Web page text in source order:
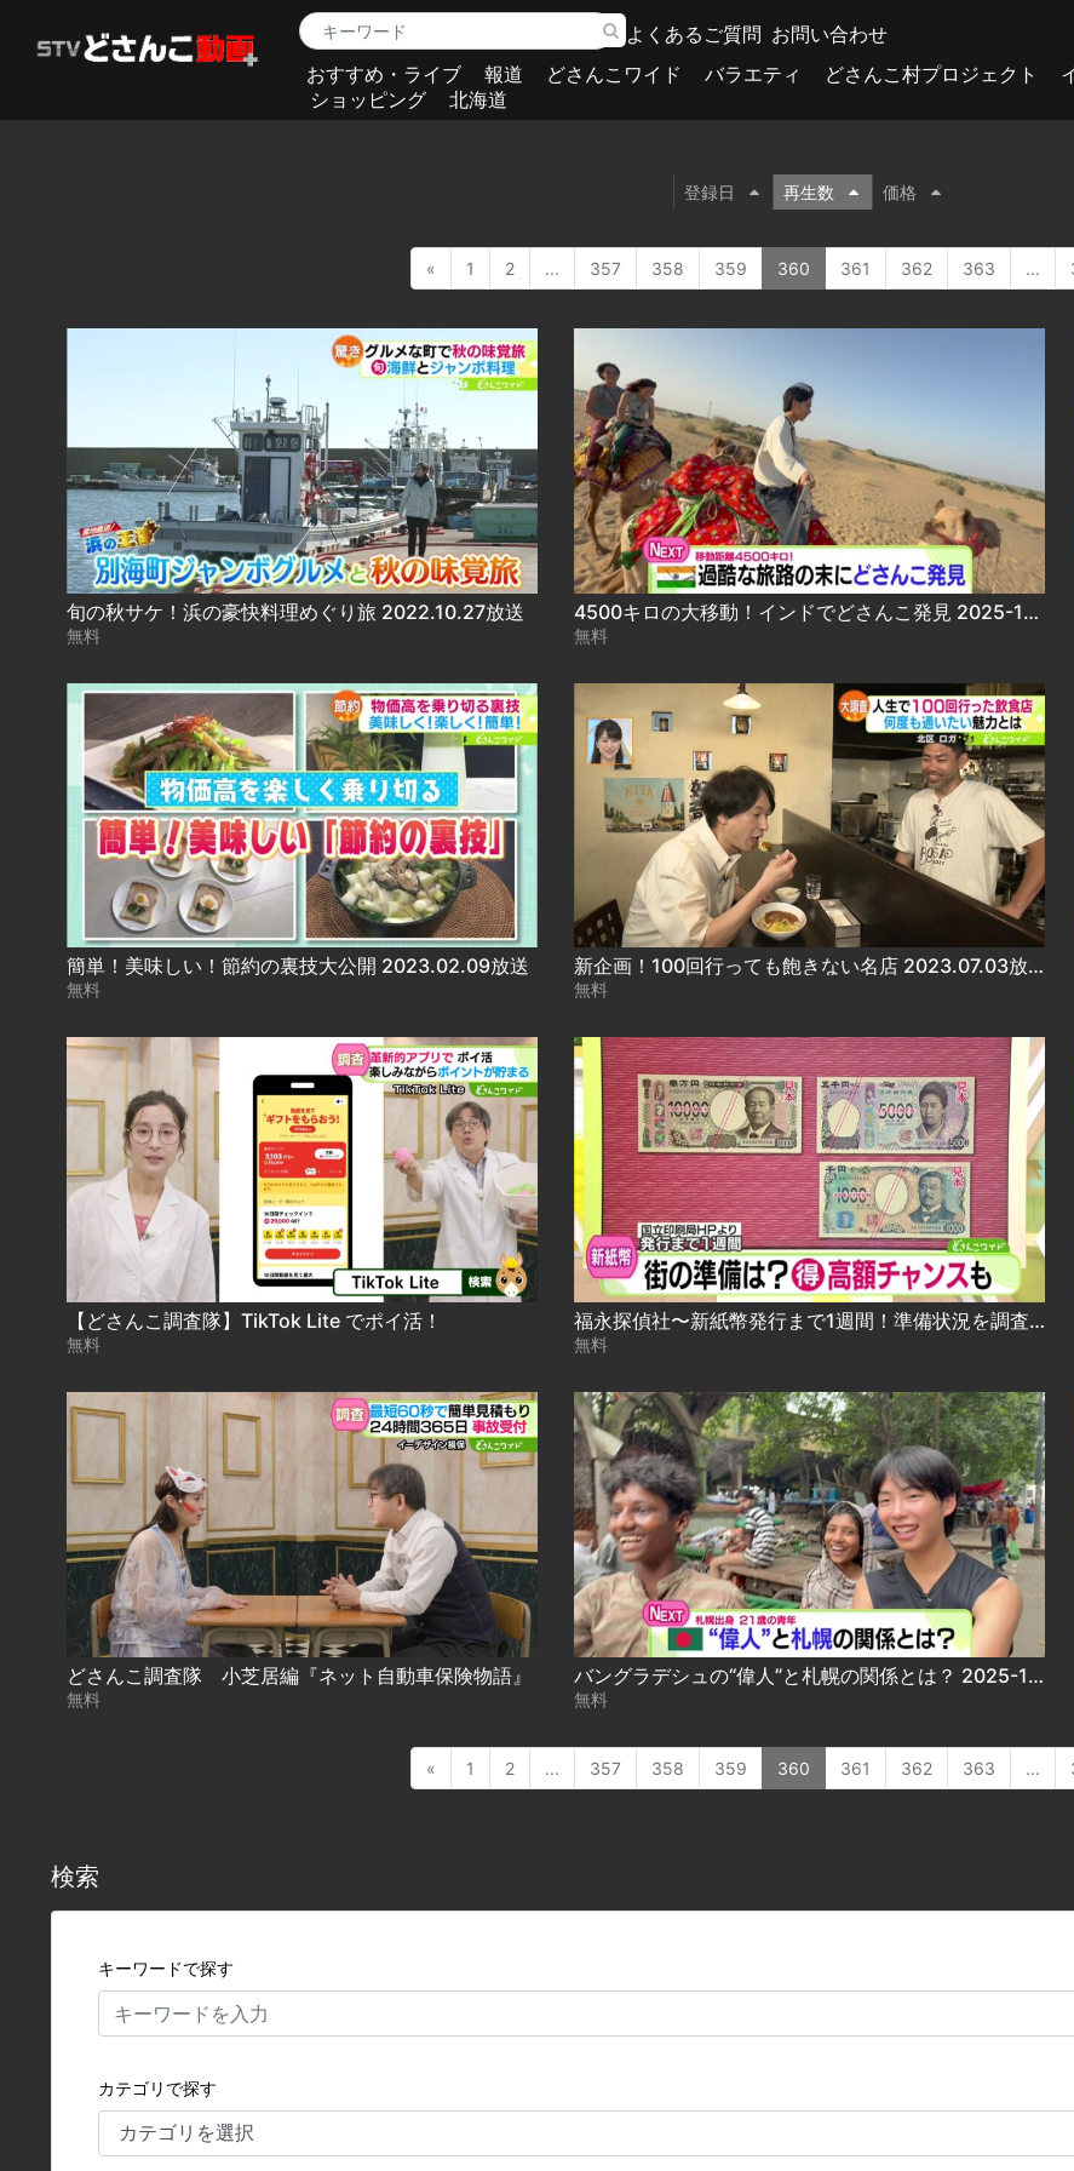
よくあるご質問 お問い合わせ
おすすめ・ライブ 報道 どさんこワイド バラエティ どさんこ村プロジェクト
ショッピング
北海道
登録日 再生数 価格
« 1 2 ... 357 358 359 360 361 362 363 ...
旬の秋サケ！浜の豪快料理めぐり旅 2022.10.27放送
無料
4500キロの大移動！インドでどさんこ発見 2025-10-16
無料
簡単！美味しい！節約の裏技大公開 2023.02.09放送
無料
新企画！100回行っても飽きない名店 2023.07.03放送
無料
【どさんこ調査隊】TikTok Lite でポイ活！
無料
福永探偵社〜新紙幣発行まで1週間！準備状況を調査 2024.06.26放送
無料
どさんこ調査隊 小芝居編『ネット自動車保険物語』
無料
バングラデシュの“偉人”と札幌の関係とは？ 2025-11-28
無料
« 1 2 ... 357 358 359 360 361 362 363 ...
検索
キーワードで探す
カテゴリで探す